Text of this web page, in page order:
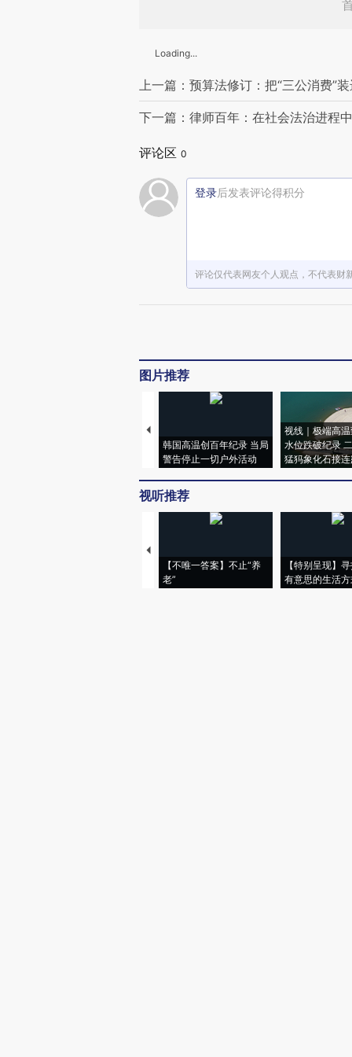
Loading...
上一篇：预算法修订：把“三公消费”
下一篇：律师百年：在社会法治进程
评论区 0
登录后发表评论得积分
评论仅代表网友个人观点，不代表财
图片推荐
韩国高温创百年纪录 当局
警告停止一切户外活动
视线｜极端高
水位跌破纪录
猛犸象化石接
视听推荐
【不唯一答案】不止“养
老”
【特别呈现】
有意思的生活方